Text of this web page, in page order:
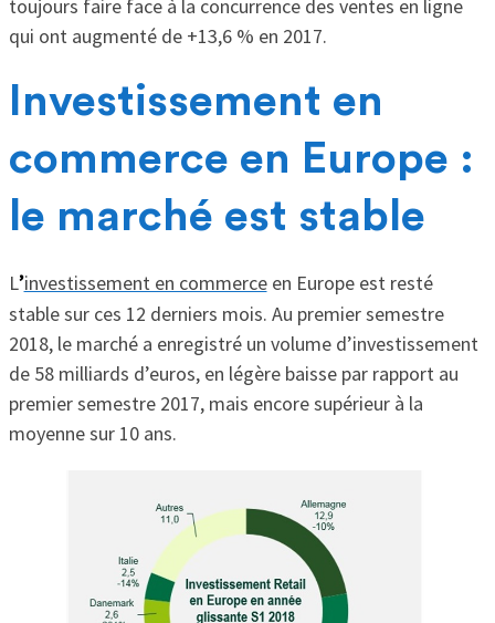
toujours faire face à la concurrence des ventes en ligne
qui ont augmenté de +13,6 % en 2017.
Investissement en
commerce en Europe :
le marché est stable
L’investissement en commerce en Europe est resté
stable sur ces 12 derniers mois. Au premier semestre
2018, le marché a enregistré un volume d’investissement
de 58 milliards d’euros, en légère baisse par rapport au
premier semestre 2017, mais encore supérieur à la
moyenne sur 10 ans.